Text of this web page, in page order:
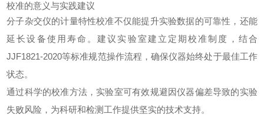
校准的意义与实践建议
分子杂交仪的计量特性校准不仅能提升实验数据的可靠性，还能
延长设备使用寿命。建议实验室建立定期校准制度，结合
JJF1821-2020等标准规范操作流程，确保仪器始终处于最佳工作
状态。
通过科学的校准方法，实验室可有效规避因仪器偏差导致的实验
失败风险，为科研和检测工作提供坚实的技术支持。